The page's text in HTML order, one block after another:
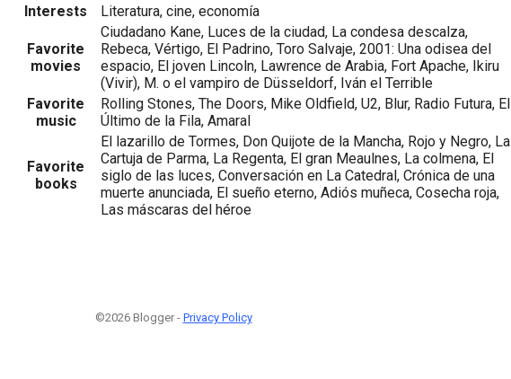
Interests
Literatura, cine, economía
Favorite
movies
Ciudadano Kane, Luces de la ciudad, La condesa descalza,
Rebeca, Vértigo, El Padrino, Toro Salvaje, 2001: Una odisea del
espacio, El joven Lincoln, Lawrence de Arabia, Fort Apache, Ikiru
(Vivir), M. o el vampiro de Düsseldorf, Iván el Terrible
Favorite
music
Rolling Stones, The Doors, Mike Oldfield, U2, Blur, Radio Futura, El
Último de la Fila, Amaral
Favorite
books
El lazarillo de Tormes, Don Quijote de la Mancha, Rojo y Negro, La
Cartuja de Parma, La Regenta, El gran Meaulnes, La colmena, El
siglo de las luces, Conversación en La Catedral, Crónica de una
muerte anunciada, El sueño eterno, Adiós muñeca, Cosecha roja,
Las máscaras del héroe
©2026 Blogger - Privacy Policy